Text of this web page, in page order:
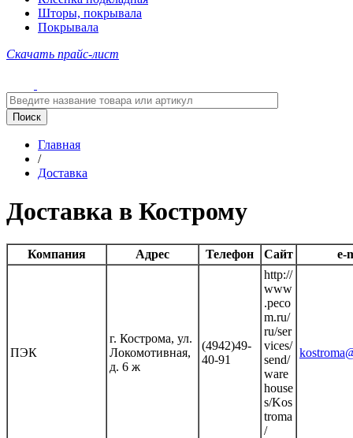
Шторы, покрывала
Покрывала
Скачать прайс-лист
Главная
/
Доставка
Доставка в Кострому
Компания Адрес Телефон Сайт e-
ПЭК
г. Кострома, ул.
Локомотивная,
д. 6 ж
(4942)49-
40-91
http://
www
.peco
m.ru/
ru/ser
vices/
send/
ware
house
s/Kos
troma
/